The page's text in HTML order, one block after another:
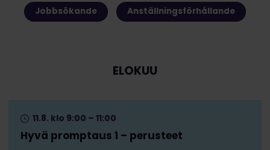
Jobbsökande Anställningsförhållande
ELOKUU
Hyvä promptaus 1 – perusteet
11.8. klo 9:00 – 11:00